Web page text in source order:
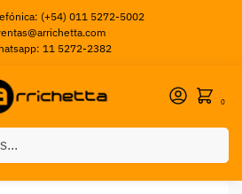
(+54) 011 5272-5002
11 5272-2382
0
Surecolor T3170X de 24″